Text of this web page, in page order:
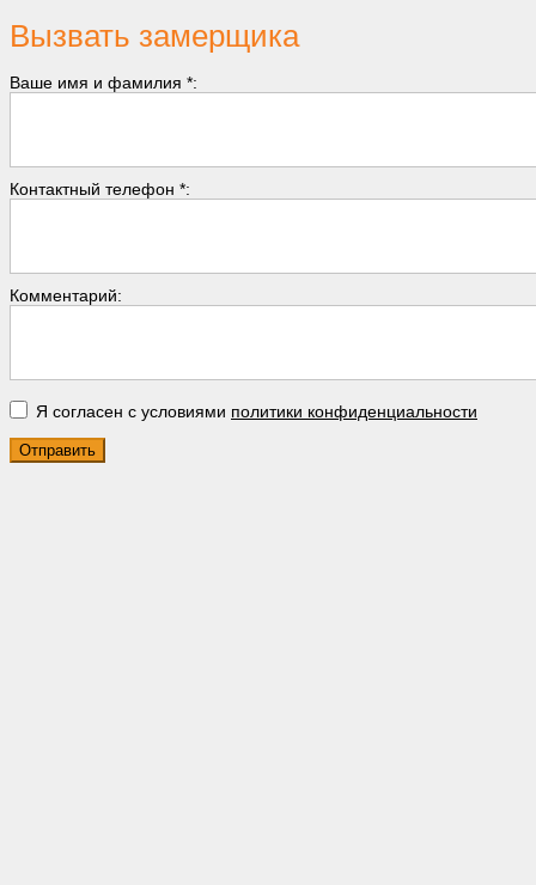
Вызвать замерщика
Ваше имя и фамилия *:
Контактный телефон *:
Комментарий:
Я согласен с условиями политики конфиденциальности